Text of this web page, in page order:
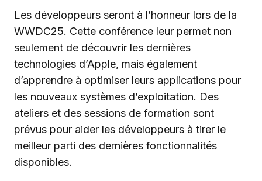
Les développeurs seront à l’honneur lors de la
WWDC25. Cette conférence leur permet non
seulement de découvrir les dernières
technologies d’Apple, mais également
d’apprendre à optimiser leurs applications pour
les nouveaux systèmes d’exploitation. Des
ateliers et des sessions de formation sont
prévus pour aider les développeurs à tirer le
meilleur parti des dernières fonctionnalités
disponibles.